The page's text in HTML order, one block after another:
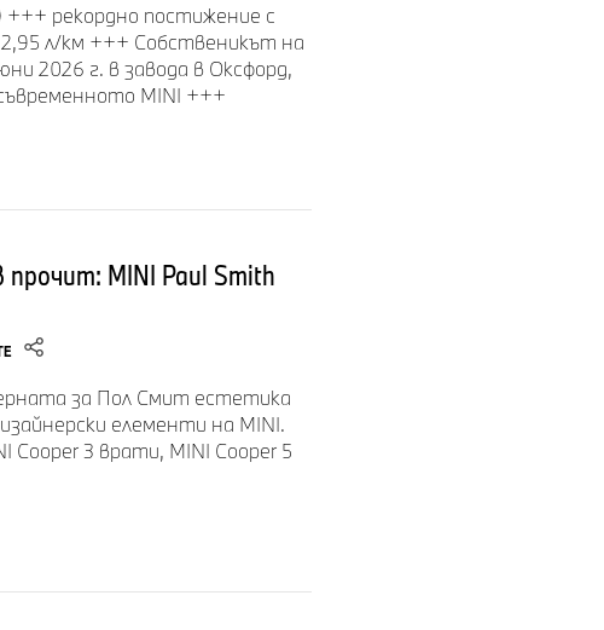
на
превозни
премиера.
с 5 врати.
превозни
+++ рекордно постижение с
л/км +++ Собственикът на
2026 г. в завода в Оксфорд,
MINI +++
MINI Paul Smith
за Пол Смит естетика
елементи на MINI.
Cooper 3 врати, MINI Cooper 5